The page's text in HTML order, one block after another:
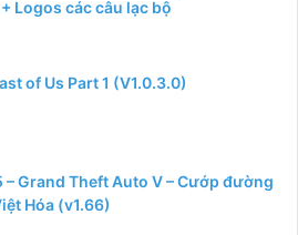
Logos các câu lạc bộ
of Us Part 1 (V1.0.3.0)
– Grand Theft Auto V – Cướp đường
Hóa (v1.66)